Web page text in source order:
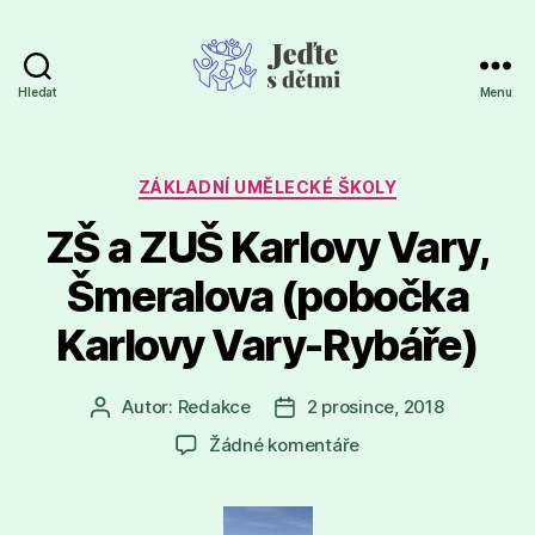
Hledat Menu
Rubriky
ZÁKLADNÍ UMĚLECKÉ ŠKOLY
ZŠ a ZUŠ Karlovy Vary,
Šmeralova (pobočka
Karlovy Vary-Rybáře)
Autor
příspěvku
Autor: Redakce
Datum
příspěvku
2 prosince, 2018
Žádné komentářeu